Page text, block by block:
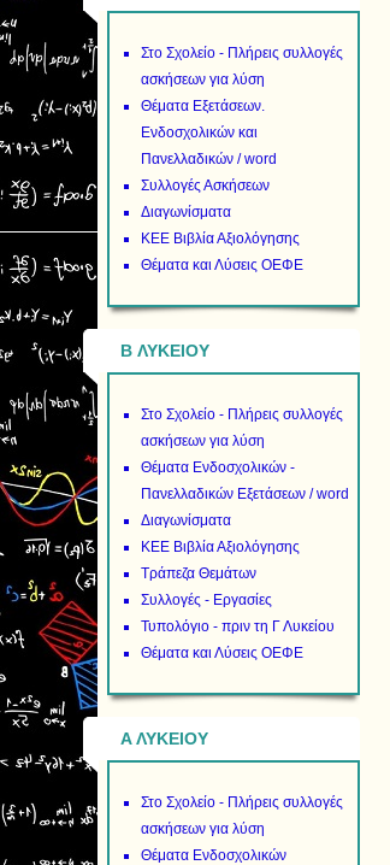
Στο Σχολείο - Πλήρεις συλλογές
ασκήσεων για λύση
Θέματα Εξετάσεων.
Ενδοσχολικών και
Πανελλαδικών / word
Συλλογές Ασκήσεων
Διαγωνίσματα
ΚΕΕ Βιβλία Αξιολόγησης
Θέματα και Λύσεις ΟΕΦΕ
B ΛΥΚΕΙΟΥ
Στο Σχολείο - Πλήρεις συλλογές
ασκήσεων για λύση
Θέματα Ενδοσχολικών -
Πανελλαδικών Εξετάσεων / word
Διαγωνίσματα
ΚΕΕ Βιβλία Αξιολόγησης
Τράπεζα Θεμάτων
Συλλογές - Εργασίες
Τυπολόγιο - πριν τη Γ Λυκείου
Θέματα και Λύσεις ΟΕΦΕ
Α ΛΥΚΕΙΟΥ
Στο Σχολείο - Πλήρεις συλλογές
ασκήσεων για λύση
Θέματα Ενδοσχολικών